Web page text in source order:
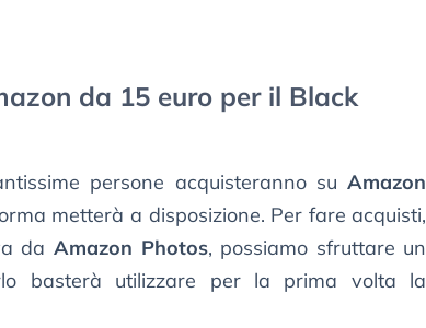
da 15 euro per il Black
persone acquisteranno suAmazon
metterà a disposizione. Per fare acquisti,
daAmazon Photos, possiamo sfruttare un
basterà utilizzare per la prima volta la